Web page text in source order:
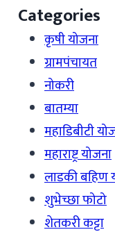
Categories
कृषी योजना
ग्रामपंचायत
नोकरी
बातम्या
महाडिबीटी
महाराष्ट्र योजना
लाडकी बहिण
शुभेच्छा फोटो
शेतकरी कट्टा